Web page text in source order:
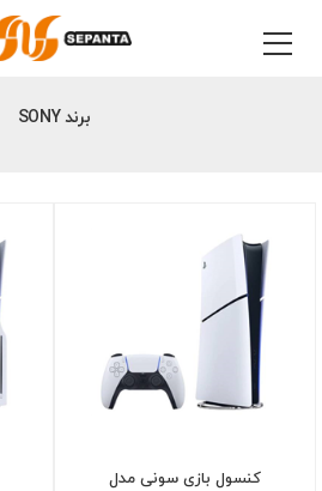
برند SONY
کنسول بازی سونی مدل